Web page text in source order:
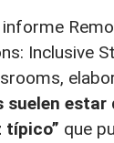
Inclusive
suelen estar
típico” que